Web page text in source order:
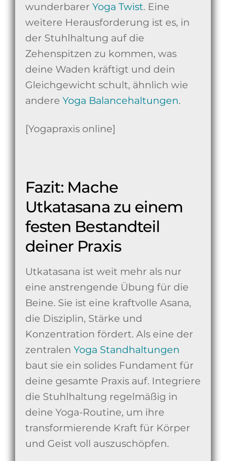
wunderbarer Yoga Twist. Eine
weitere Herausforderung ist es, in
der Stuhlhaltung auf die
Zehenspitzen zu kommen, was
deine Waden kräftigt und dein
Gleichgewicht schult, ähnlich wie
andere Yoga Balancehaltungen.
[Yogapraxis online]
Fazit: Mache
Utkatasana zu einem
festen Bestandteil
deiner Praxis
Utkatasana ist weit mehr als nur
eine anstrengende Übung für die
Beine. Sie ist eine kraftvolle Asana,
die Disziplin, Stärke und
Konzentration fördert. Als eine der
zentralen Yoga Standhaltungen
baut sie ein solides Fundament für
deine gesamte Praxis auf. Integriere
die Stuhlhaltung regelmäßig in
deine Yoga-Routine, um ihre
transformierende Kraft für Körper
und Geist voll auszuschöpfen.